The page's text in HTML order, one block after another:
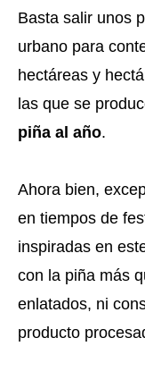
Basta salir unos
urbano para
hectáreas y
las que se
piña al año.
Ahora bien,
en tiempos de
inspiradas en
con la piña más
enlatados, ni
producto